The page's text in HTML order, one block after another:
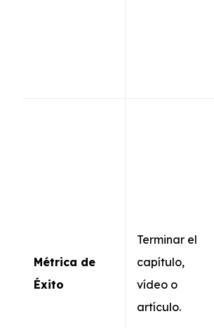
Métrica de
Éxito
Terminar el
capítulo,
vídeo o
artículo.